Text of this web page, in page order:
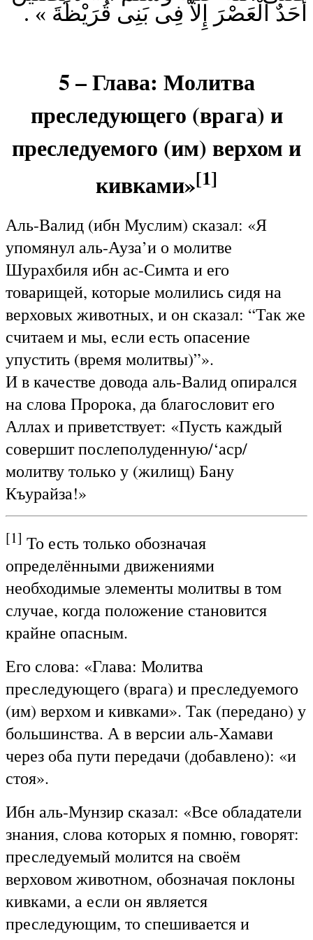
أَحَدٌ الْعَصْرَ إِلاَّ فِى بَنِى قُرَيْظَةَ » .
5 – Глава: Молитва
преследующего (врага) и
преследуемого (им) верхом и
кивками»[1]
Аль-Валид (ибн Муслим) сказал: «Я
упомянул аль-Ауза’и о молитве
Шурахбиля ибн ас-Симта и его
товарищей, которые молились сидя на
верховых животных, и он сказал: “Так же
считаем и мы, если есть опасение
упустить (время молитвы)”».
И в качестве довода аль-Валид опирался
на слова Пророка, да благословит его
Аллах и приветствует: «Пусть каждый
совершит послеполуденную/‘аср/
молитву только у (жилищ) Бану
Къурайза!»
[1] То есть только обозначая
определёнными движениями
необходимые элементы молитвы в том
случае, когда положение становится
крайне опасным.
Его слова: «Глава: Молитва
преследующего (врага) и преследуемого
(им) верхом и кивками». Так (передано) у
большинства. А в версии аль-Хамави
через оба пути передачи (добавлено): «и
стоя».
Ибн аль-Мунзир сказал: «Все обладатели
знания, слова которых я помню, говорят:
преследуемый молится на своём
верховом животном, обозначая поклоны
кивками, а если он является
преследующим, то спешивается и